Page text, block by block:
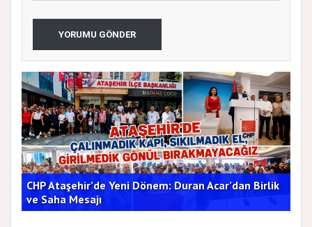
YORUMU GÖNDER
CHP Ataşehir’de Yeni Dönem: Duran Acar’dan Birlik
ve Saha Mesajı